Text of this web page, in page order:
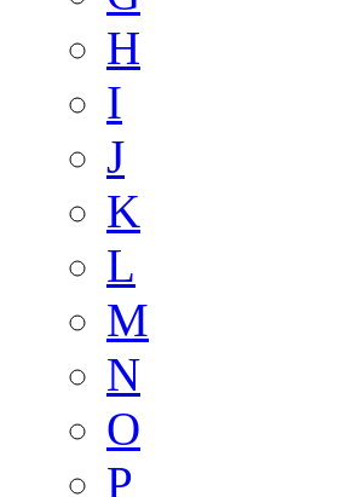
H
I
J
K
L
M
N
O
P